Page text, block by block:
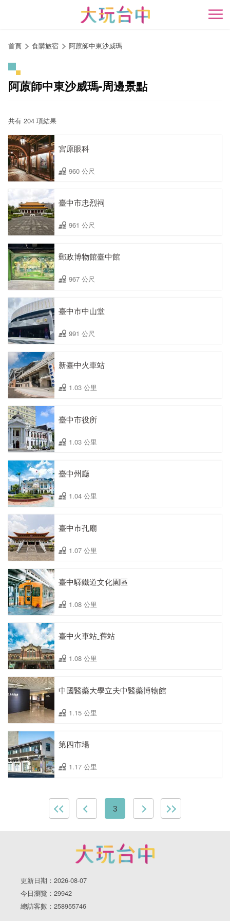
開
首頁 食購旅宿 阿蒝師中東沙威瑪
阿蒝師中東沙威瑪-周邊景點
共有 204 項結果
宮原眼科
960 公尺
臺中市忠烈祠
961 公尺
郵政博物館臺中館
967 公尺
臺中市中山堂
991 公尺
新臺中火車站
1.03 公里
臺中市役所
1.03 公里
臺中州廳
1.04 公里
臺中市孔廟
1.07 公里
臺中驛鐵道文化園區
1.08 公里
臺中火車站ˍ舊站
1.08 公里
中國醫藥大學立夫中醫藥博物館
1.15 公里
第四市場
1.17 公里
3
更新日期：2026-08-07
今日瀏覽：29942
總訪客數：258955746